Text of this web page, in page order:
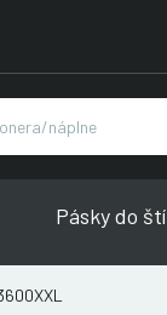
Pásky do